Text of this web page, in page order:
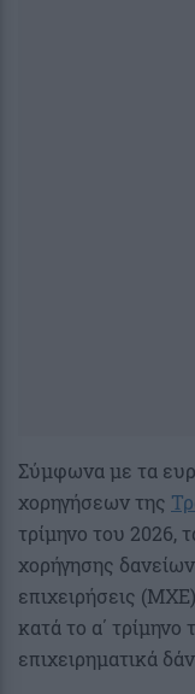
Σύμφωνα με τα
χορηγήσεων της
τρίμηνο του 2026,
χορήγησης
επιχειρήσεις
κατά το α΄
επιχειρηματικά